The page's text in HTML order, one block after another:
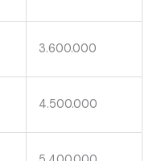
3.600.000
4.500.000